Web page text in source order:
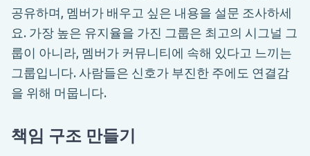
공유하며, 멤버가 배우고 싶은 내용을 설문 조사하세
요. 가장 높은 유지율을 가진 그룹은 최고의 시그널 그
룹이 아니라, 멤버가 커뮤니티에 속해 있다고 느끼는
그룹입니다. 사람들은 신호가 부진한 주에도 연결감
을 위해 머뭅니다.
책임 구조 만들기